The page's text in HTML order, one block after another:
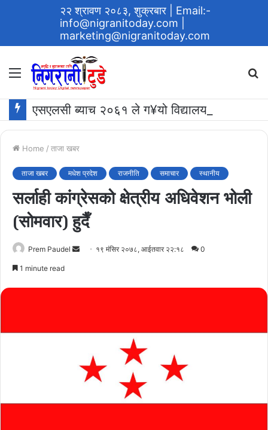
२२ श्रावण २०८३, शुक्रबार
| Email:-
info@nigranitoday.com
marketing@nigranitoday.com
Menu
Home / ताजा खबर
ताजा खबर मधेश प्रदेश राजनीति समाचार स्थानीय
सर्लाही कांग्रेसको क्षेत्रीय अधिवेशन भोली
(सोमवार) हुदैँ
Prem Paudel
Send १९ मंसिर २०७८, आईतवार २२:१८ 0
1 minute read